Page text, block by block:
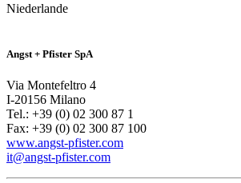
Niederlande
Angst + Pfister SpA
Via Montefeltro 4
I-20156 Milano
Tel.: +39 (0) 02 300 87 1
Fax: +39 (0) 02 300 87 100
www.angst-pfister.com
it@angst-pfister.com